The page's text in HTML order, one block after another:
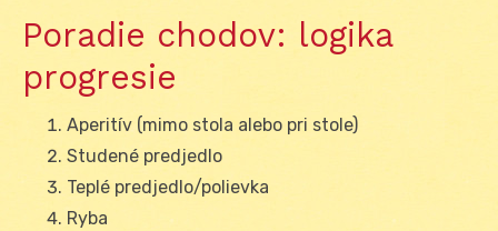
Poradie chodov: logika
progresie
Aperitív (mimo stola alebo pri stole)
Studené predjedlo
Teplé predjedlo/polievka
Ryba